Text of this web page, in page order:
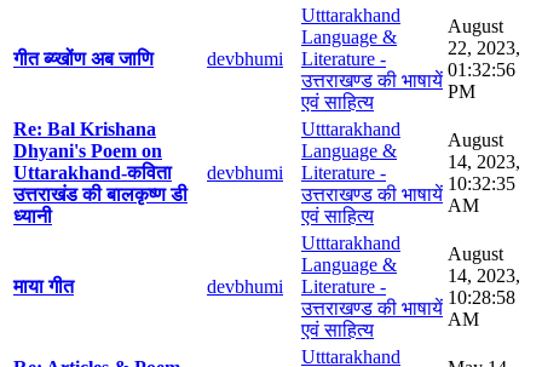
गीत ब्य्खोंण अब जाणि devbhumi
Utttarakhand
Language &
Literature -
उत्तराखण्ड की भाषायें
एवं साहित्य
August
22, 2023,
01:32:56
PM
Re: Bal Krishana
Dhyani's Poem on
Uttarakhand-कविता
उत्तराखंड की बालकृष्ण डी
ध्यानी
devbhumi
Utttarakhand
Language &
Literature -
उत्तराखण्ड की भाषायें
एवं साहित्य
August
14, 2023,
10:32:35
AM
माया गीत devbhumi
Utttarakhand
Language &
Literature -
उत्तराखण्ड की भाषायें
एवं साहित्य
August
14, 2023,
10:28:58
AM
Utttarakhand